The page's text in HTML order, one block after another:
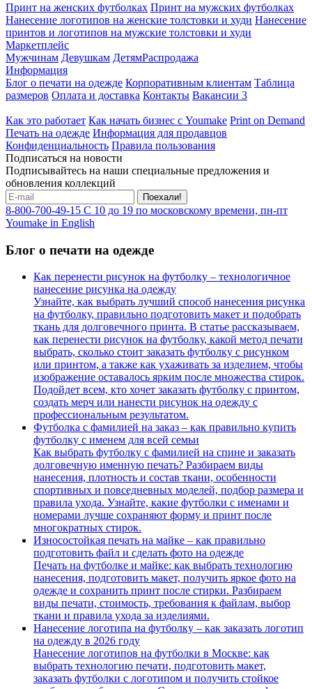
Принт на женских футболках Принт на мужских футболках
Нанесение логотипов на женские толстовки и худи Нанесение
принтов и логотипов на мужские толстовки и худи
Маркетплейс
Мужчинам Девушкам ДетямРаспродажа
Информация
Блог о печати на одежде Корпоративным клиентам Таблица
размеров Оплата и доставка Контакты Вакансии 3
Как это работает Как начать бизнес с Youmake Print on Demand
Печать на одежде Информация для продавцов
Конфиденциальность Правила пользования
Подписаться на новости
Подписывайтесь на наши специальные предложения и
обновления коллекций
Поехали!
8-800-700-49-15 С 10 до 19 по московскому времени, пн-пт
Youmake in English
Блог о печати на одежде
Как перенести рисунок на футболку – технологичное
нанесение рисунка на одежду
Узнайте, как выбрать лучший способ нанесения рисунка
на футболку, правильно подготовить макет и подобрать
ткань для долговечного принта. В статье рассказываем,
как перенести рисунок на футболку, какой метод печати
выбрать, сколько стоит заказать футболку с рисунком
или принтом, а также как ухаживать за изделием, чтобы
изображение оставалось ярким после множества стирок.
Подойдет всем, кто хочет заказать футболку с принтом,
создать мерч или нанести рисунок на одежду с
профессиональным результатом.
Футболка с фамилией на заказ – как правильно купить
футболку с именем для всей семьи
Как выбрать футболку с фамилией на спине и заказать
долговечную именную печать? Разбираем виды
нанесения, плотность и состав ткани, особенности
спортивных и повседневных моделей, подбор размера и
правила ухода. Узнайте, какие футболки с именами и
номерами лучше сохраняют форму и принт после
многократных стирок.
Износостойкая печать на майке – как правильно
подготовить файл и сделать фото на одежде
Печать на футболке и майке: как выбрать технологию
нанесения, подготовить макет, получить яркое фото на
одежде и сохранить принт после стирки. Разбираем
виды печати, стоимость, требования к файлам, выбор
ткани и правила ухода за изделиями.
Нанесение логотипа на футболку – как заказать логотип
на одежду в 2026 году
Нанесение логотипов на футболки в Москве: как
выбрать технологию печати, подготовить макет,
заказать футболки с логотипом и получить стойкое